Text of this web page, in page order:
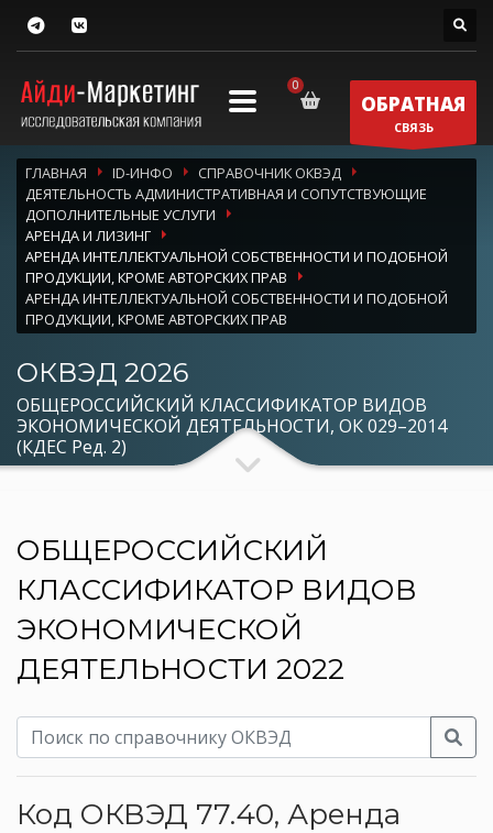
ОБРАТНАЯ
СВЯЗЬ
ГЛАВНАЯ ID-ИНФО
СПРАВОЧНИК ОКВЭД
ДЕЯТЕЛЬНОСТЬ АДМИНИСТРАТИВНАЯ И СОПУТСТВУЮЩИЕ
ДОПОЛНИТЕЛЬНЫЕ УСЛУГИ
АРЕНДА И ЛИЗИНГ
АРЕНДА ИНТЕЛЛЕКТУАЛЬНОЙ СОБСТВЕННОСТИ И ПОДОБНОЙ
ПРОДУКЦИИ, КРОМЕ АВТОРСКИХ ПРАВ
АРЕНДА ИНТЕЛЛЕКТУАЛЬНОЙ СОБСТВЕННОСТИ И ПОДОБНОЙ
ПРОДУКЦИИ, КРОМЕ АВТОРСКИХ ПРАВ
ОКВЭД 2026
ОБЩЕРОССИЙСКИЙ КЛАССИФИКАТОР ВИДОВ
ЭКОНОМИЧЕСКОЙ ДЕЯТЕЛЬНОСТИ, ОК 029–2014
(КДЕС Ред. 2)
ОБЩЕРОССИЙСКИЙ
КЛАССИФИКАТОР ВИДОВ
ЭКОНОМИЧЕСКОЙ
ДЕЯТЕЛЬНОСТИ 2022
Код ОКВЭД 77.40, Аренда